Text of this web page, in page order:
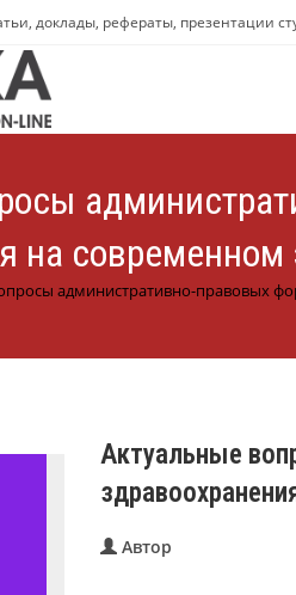
доклады, рефераты, презентации
на современном
административно-правовых
Актуальные
Автор